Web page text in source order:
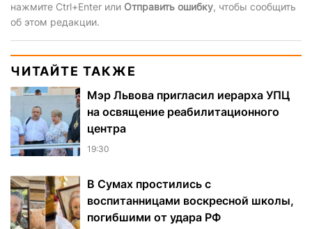
нажмите Ctrl+Enter или Отправить ошибку, чтобы сообщить
об этом редакции.
ЧИТАЙТЕ ТАКЖЕ
Мэр Львова пригласил иерарха УПЦ
на освящение реабилитационного
центра
19:30
В Сумах простились с
воспитанницами воскресной школы,
погибшими от удара РФ